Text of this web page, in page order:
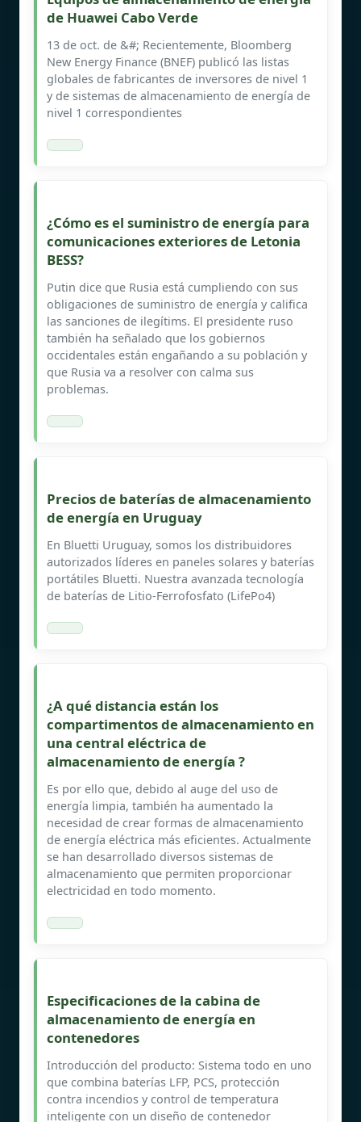
de Huawei Cabo Verde
13 de oct. de &#; Recientemente, Bloomberg
New Energy Finance (BNEF) publicó las listas
globales de fabricantes de inversores de nivel 1
y de sistemas de almacenamiento de energía de
nivel 1 correspondientes
¿Cómo es el suministro de energía para
comunicaciones exteriores de Letonia
BESS?
Putin dice que Rusia está cumpliendo con sus
obligaciones de suministro de energía y califica
las sanciones de ilegítims. El presidente ruso
también ha señalado que los gobiernos
occidentales están engañando a su población y
que Rusia va a resolver con calma sus
problemas.
Precios de baterías de almacenamiento
de energía en Uruguay
En Bluetti Uruguay, somos los distribuidores
autorizados líderes en paneles solares y baterías
portátiles Bluetti. Nuestra avanzada tecnología
de baterías de Litio-Ferrofosfato (LifePo4)
¿A qué distancia están los
compartimentos de almacenamiento en
una central eléctrica de
almacenamiento de energía ?
Es por ello que, debido al auge del uso de
energía limpia, también ha aumentado la
necesidad de crear formas de almacenamiento
de energía eléctrica más eficientes. Actualmente
se han desarrollado diversos sistemas de
almacenamiento que permiten proporcionar
electricidad en todo momento.
Especificaciones de la cabina de
almacenamiento de energía en
contenedores
Introducción del producto: Sistema todo en uno
que combina baterías LFP, PCS, protección
contra incendios y control de temperatura
inteligente con un diseño de contenedor